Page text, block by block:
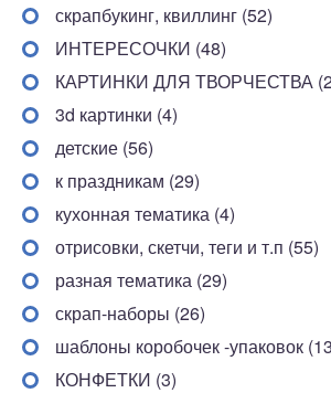
скрапбукинг, квиллинг (52)
ИНТЕРЕСОЧКИ (48)
КАРТИНКИ ДЛЯ ТВОРЧЕСТВА
3d картинки (4)
детские (56)
к праздникам (29)
кухонная тематика (4)
отрисовки, скетчи, теги и т.п (55)
разная тематика (29)
скрап-наборы (26)
шаблоны коробочек -упаковок
КОНФЕТКИ (3)